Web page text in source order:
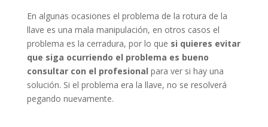
En algunas ocasiones el problema de la rotura de la
llave es una mala manipulación, en otros casos el
problema es la cerradura, por lo que si quieres evitar
que siga ocurriendo el problema es bueno
consultar con el profesional para ver si hay una
solución. Si el problema era la llave, no se resolverá
pegando nuevamente.